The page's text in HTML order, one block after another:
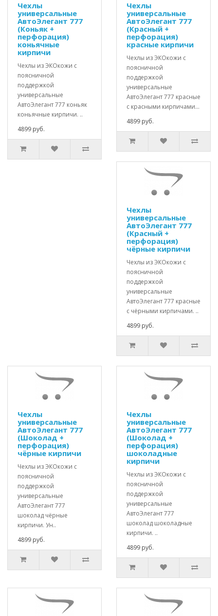
Чехлы
универсальные
АвтоЭлегант 777
(Коньяк +
перфорация)
коньячные
кирпичи
Чехлы из ЭКОкожи с
поясничной
поддержкой
универсальные
АвтоЭлегант 777 коньяк
коньячные кирпичи. ..
4899 руб.
Чехлы
универсальные
АвтоЭлегант 777
(Красный +
перфорация)
красные кирпичи
Чехлы из ЭКОкожи с
поясничной
поддержкой
универсальные
АвтоЭлегант 777 красные
с красными кирпичами...
4899 руб.
Чехлы
универсальные
АвтоЭлегант 777
(Красный +
перфорация)
чёрные кирпичи
Чехлы из ЭКОкожи с
поясничной
поддержкой
универсальные
АвтоЭлегант 777 красные
с чёрными кирпичами. ..
4899 руб.
Чехлы
универсальные
АвтоЭлегант 777
(Шоколад +
перфорация)
чёрные кирпичи
Чехлы из ЭКОкожи с
поясничной
поддержкой
универсальные
АвтоЭлегант 777
шоколад чёрные
кирпичи. Ун..
4899 руб.
Чехлы
универсальные
АвтоЭлегант 777
(Шоколад +
перфорация)
шоколадные
кирпичи
Чехлы из ЭКОкожи с
поясничной
поддержкой
универсальные
АвтоЭлегант 777
шоколад шоколадные
кирпичи. ..
4899 руб.